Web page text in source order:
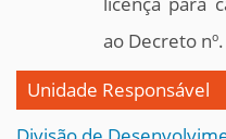
ao Decreto
Unidade Responsável